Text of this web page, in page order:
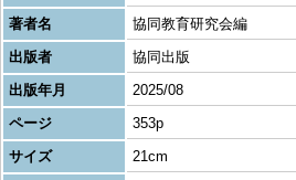
著者名
協同教育研究会編
出版者
協同出版
出版年月
2025/08
ページ
353p
サイズ
21cm